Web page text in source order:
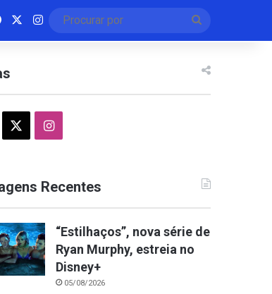
FacebookInstagram
por
Instagram
Recentes
“Estilhaços”, nova série de
Ryan Murphy, estreia no
Disney+
05/08/2026